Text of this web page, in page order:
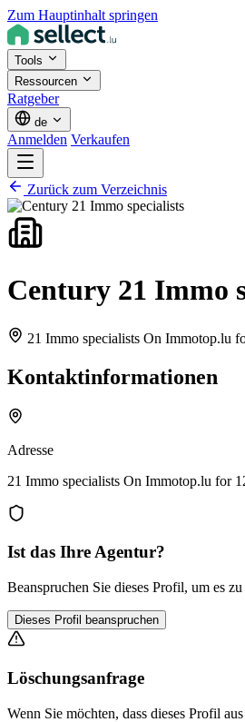
Zum Hauptinhalt springen
Tools
Ressourcen
Ratgeber
de
Anmelden Verkaufen
Zurück zum Verzeichnis
Century 21 Immo
21 Immo specialists On Immotop.lu
Kontaktinformationen
Adresse
21 Immo specialists On Immotop.lu for
Ist das Ihre Agentur?
Beanspruchen Sie dieses Profil, um es
Dieses Profil beanspruchen
Löschungsanfrage
Wenn Sie möchten, dass dieses Profil